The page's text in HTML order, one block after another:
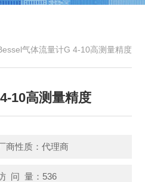
气体流量计G 4-10高测量精度
10高测量精度
商性质：代理商
问 量：536